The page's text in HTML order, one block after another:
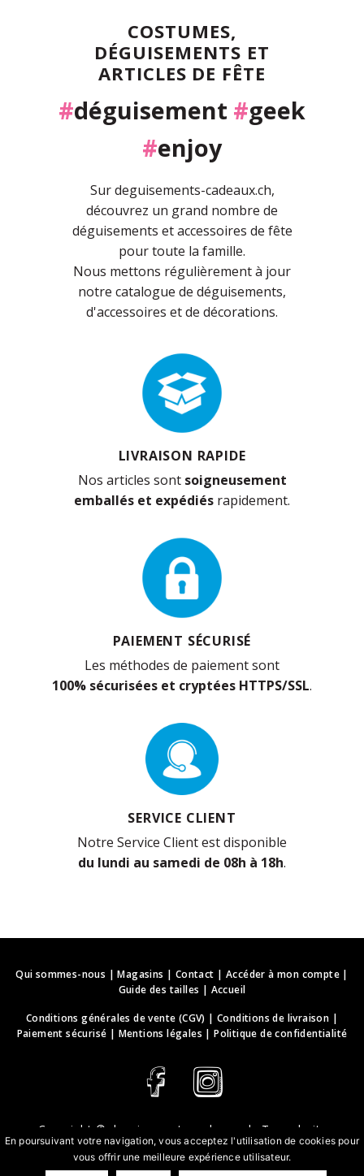
COSTUMES,
DÉGUISEMENTS ET
ARTICLES DE FÊTE
#déguisement #geek
#enjoy
Sur deguisements-cadeaux.ch,
découvrez un grand nombre de
déguisements et accessoires de fête
pour toute la famille.
Nous mettons régulièrement à jour
notre catalogue de déguisements,
d'accessoires et de décorations.
LIVRAISON RAPIDE
Nos articles sont soigneusement
emballés et expédiés rapidement.
PAIEMENT SÉCURISÉ
Les méthodes de paiement sont
100% sécurisées et cryptées HTTPS/SSL.
SERVICE CLIENT
Notre Service Client est disponible
du lundi au samedi de 08h à 18h.
Qui sommes-nous |Magasins | Contact | Accéder à mon compte|
Guide des tailles | Accueil
Conditions générales de vente (CGV) |Conditions de livraison |
Paiement sécurisé | Mentions légales |Politique de confidentialité
Copyright © deguisements-cadeaux.ch
. Tous droits
réservés.
Conception & développement web | webbih.com
En poursuivant votre navigation, vous acceptez l'utilisation de cookies pour
vous offrir une meilleure expérience utilisateur.